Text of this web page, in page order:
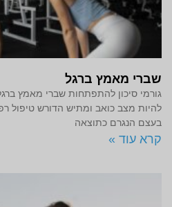
שברי מאמץ ברגל
גורמי סיכון להתפתחות שברי מאמץ
להיות מצב כואב ומתיש הדורש טיפול
בעצם הנגרם כתוצאה
קרא עוד »